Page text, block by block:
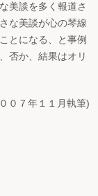
美談を多く報道さ
な美談が心の琴線
とになる、と事例
否か、結果はオリ
０７年１１月執筆)